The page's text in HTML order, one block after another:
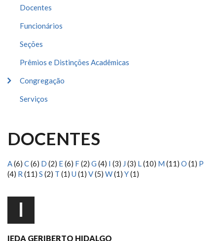
Docentes
Funcionários
Seções
Prêmios e Distinções Acadêmicas
Congregação
Serviços
DOCENTES
A(6) C(6) D (2) E(6) F(2) G (4) I (3) J (3) L(10) M (11) O (1) P
(4) R (11) S (2) T (1) U (1) V(5) W(1) Y(1)
I
IEDA GERIBERTO HIDALGO